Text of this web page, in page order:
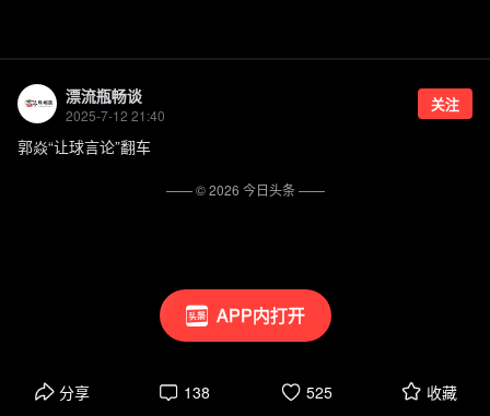
APP内打开
漂流瓶畅谈
2025-7-12 21:40
关注
郭焱“让球言论”翻车
分享 138 525 收藏
—— ©2026 今日头条——